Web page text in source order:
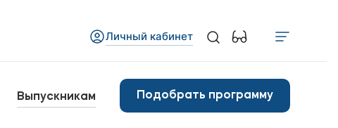
Личный кабинет
Выпускникам Подобрать программу